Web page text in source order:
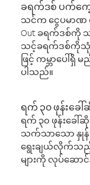
ခရက်ဒစ် ပက်ကေ့ခ
သင်က ငွေပမာဏ
Out ခရက်ဒစ်ကို
သင့်ခရက်ဒစ်ကိုသုံး
ဖြင့် ကမ္ဘာပေါ်
ပါသည်။
ရက် ၃၀ ဖုန်းခေ
ရက် ၃၀ ဖုန်းခေ
သက်သာသော နှုန်း
ရွေးချယ်လိုက်သည့်
များကို လုပ်ဆော